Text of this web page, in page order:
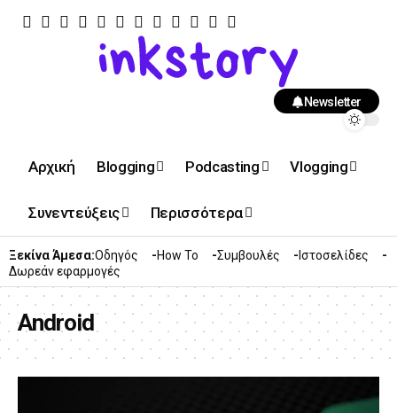
Newsletter
Αρχική Blogging Podcasting Vlogging
Συνεντεύξεις Περισσότερα
Ξεκίνα Άμεσα:Οδηγός How To Συμβουλές
Ιστοσελίδες
Δωρεάν εφαρμογές
Android